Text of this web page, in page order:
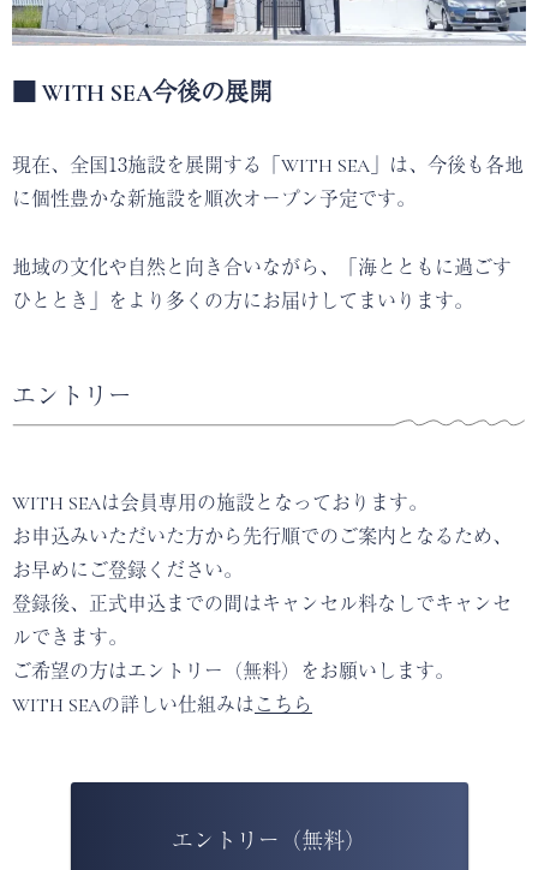
■ WITH SEA今後の展開
現在、全国13施設を展開する「WITH SEA」は、今後も各地
に個性豊かな新施設を順次オープン予定です。
地域の文化や自然と向き合いながら、「海とともに過ごす
ひととき」をより多くの方にお届けしてまいります。
エントリー
WITH SEAは会員専⽤の施設となっております。
お申込みいただいた⽅から先⾏順でのご案内となるため、
お早めにご登録ください。
登録後、正式申込までの間はキャンセル料なしでキャンセ
ルできます。
ご希望の⽅はエントリー（無料）をお願いします。
WITH SEAの詳しい仕組みは こちら
エントリー（無料）